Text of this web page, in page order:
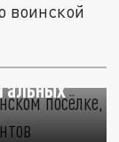
воинской